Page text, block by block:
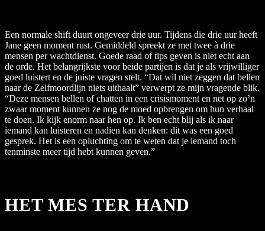
Een normale shift duurt ongeveer drie uur. Tijdens die drie uur heeft
Jane geen moment rust. Gemiddeld spreekt ze met twee à drie
mensen per wachtdienst. Goede raad of tips geven is niet echt aan
de orde. Het belangrijkste voor beide partijen is dat je als vrijwilliger
goed luistert en de juiste vragen stelt. “Dat wil niet zeggen dat bellen
naar de Zelfmoordlijn niets uithaalt” verwerpt ze mijn vragende blik.
“Deze mensen bellen of chatten in een crisismoment en net op zo’n
zwaar moment kunnen ze nog de moed opbrengen om hun verhaal
te doen. Ik kijk enorm naar hen op. Ik ben echt blij als ik naar
iemand kan luisteren en nadien kan denken: dit was een goed
gesprek. Het is een opluchting om te weten dat je iemand toch
tenminste meer tijd hebt kunnen geven.”
HET MES TER HAND